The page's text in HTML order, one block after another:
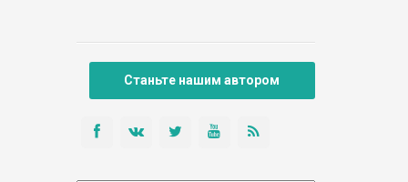
Станьте нашим автором